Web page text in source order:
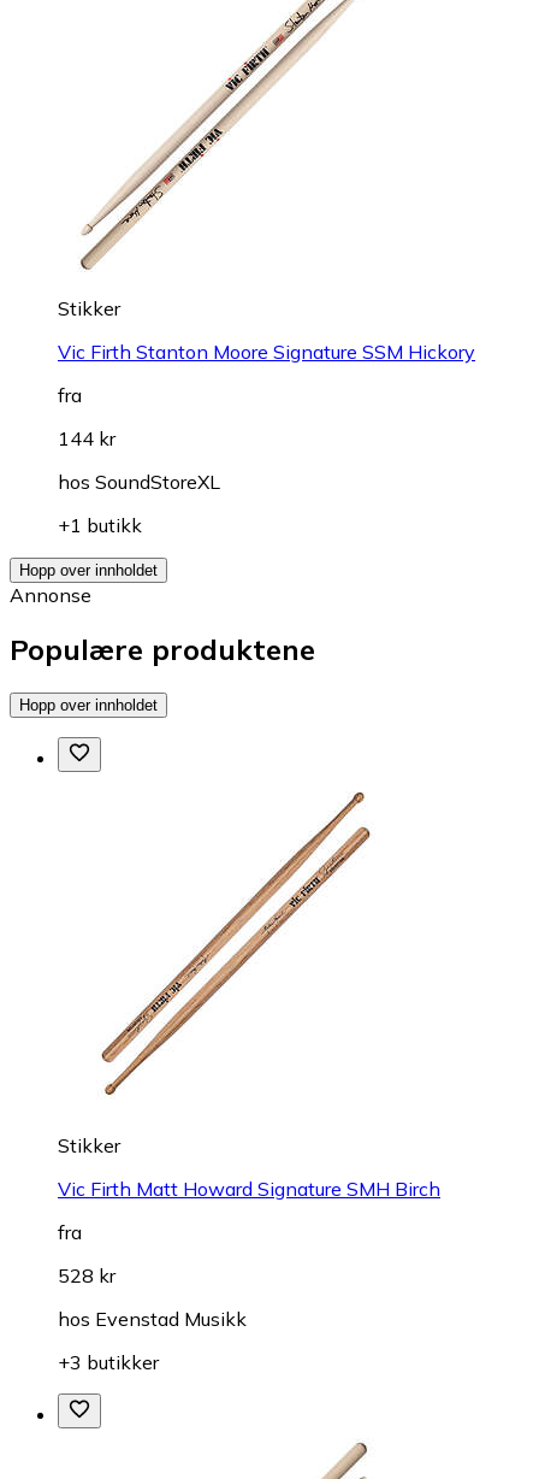
Stikker
Vic Firth Stanton Moore Signature SSM Hickory
fra
144 kr
hos SoundStoreXL
+1 butikk
Hopp over innholdet
Annonse
Populære produktene
Hopp over innholdet
Stikker
Vic Firth Matt Howard Signature SMH Birch
fra
528 kr
hos Evenstad Musikk
+3 butikker